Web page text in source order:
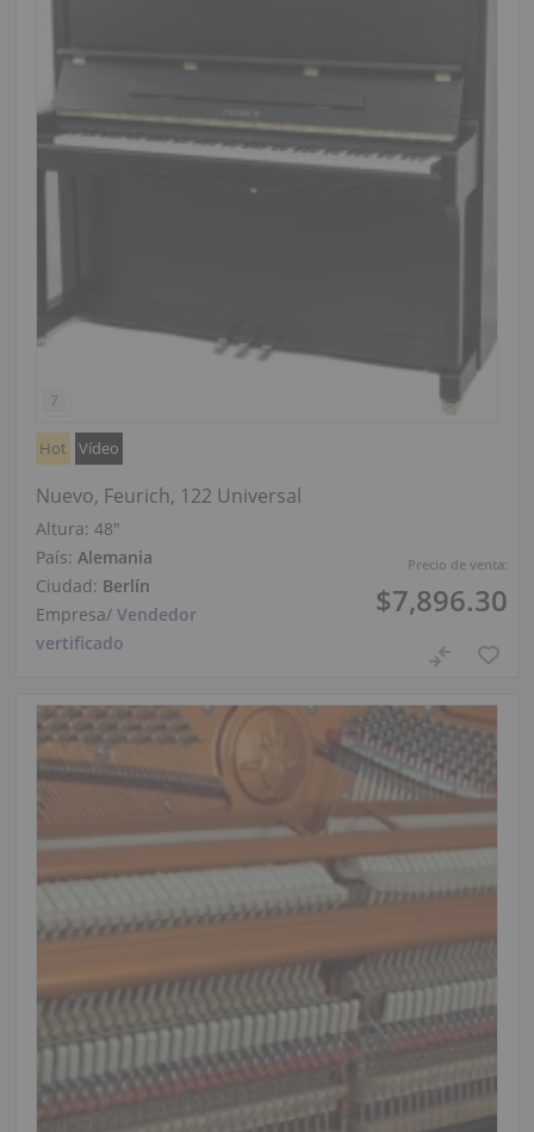
Precio de venta:
$7,896.30
Hot Vídeo
Nuevo, Feurich, 122 Universal
Altura: 48″
País: Alemania
Ciudad: Berlín
Empresa/ Vendedor
vertificado